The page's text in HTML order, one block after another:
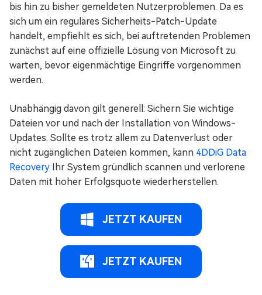
bis hin zu bisher gemeldeten Nutzerproblemen. Da es
sich um ein reguläres Sicherheits-Patch-Update
handelt, empfiehlt es sich, bei auftretenden Problemen
zunächst auf eine offizielle Lösung von Microsoft zu
warten, bevor eigenmächtige Eingriffe vorgenommen
werden.
Unabhängig davon gilt generell: Sichern Sie wichtige
Dateien vor und nach der Installation von Windows-
Updates. Sollte es trotz allem zu Datenverlust oder
nicht zugänglichen Dateien kommen, kann 4DDiG Data
Recovery Ihr System gründlich scannen und verlorene
Daten mit hoher Erfolgsquote wiederherstellen.
JETZT KAUFEN
JETZT KAUFEN